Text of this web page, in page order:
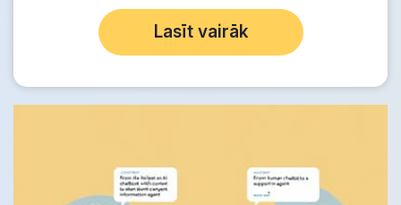
Lasīt vairāk